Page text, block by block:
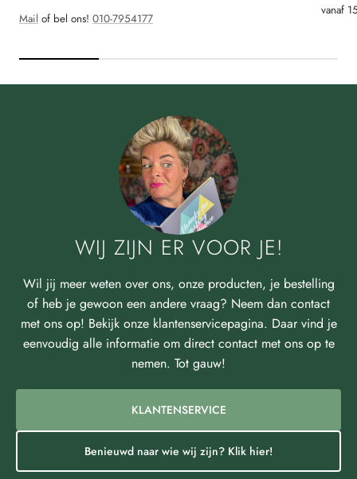
Mail of bel ons! 010-7954177
vanaf
WIJ ZIJN ER VOOR JE!
Wil jij meer weten over ons, onze producten, je bestelling
of heb je gewoon een andere vraag? Neem dan contact
met ons op! Bekijk onze klantenservicepagina. Daar vind je
eenvoudig alle informatie om direct contact met ons op te
nemen. Tot gauw!
KLANTENSERVICE
Benieuwd naar wie wij zijn? Klik hier!